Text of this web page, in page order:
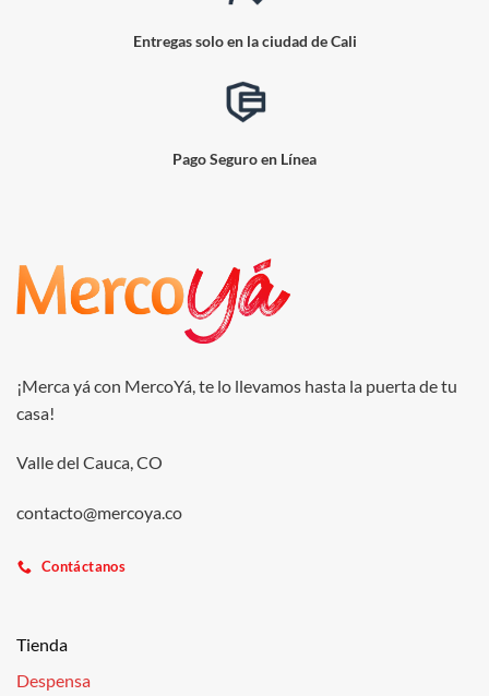
Entregas solo en la ciudad de Cali
Pago Seguro en Línea
¡Merca yá con MercoYá, te lo llevamos hasta la puerta de tu
casa!
Valle del Cauca, CO
contacto@mercoya.co
Contáctanos
Tienda
Despensa